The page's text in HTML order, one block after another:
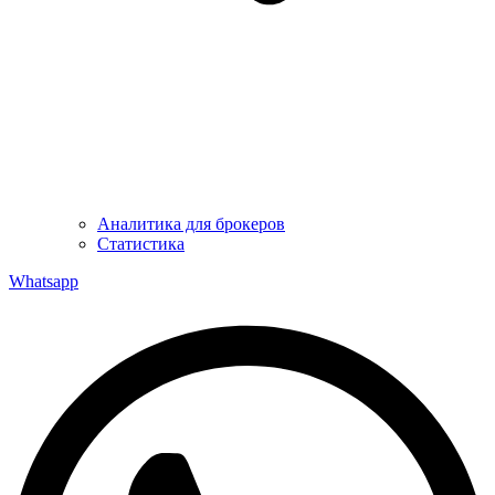
Аналитика для брокеров
Статистика
Whatsapp